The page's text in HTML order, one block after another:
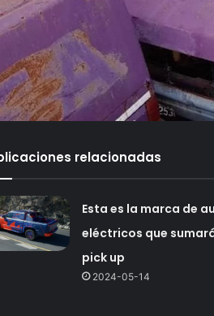
relacionadas
Esta es la marca de
eléctricos que
pick up
2024-05-14